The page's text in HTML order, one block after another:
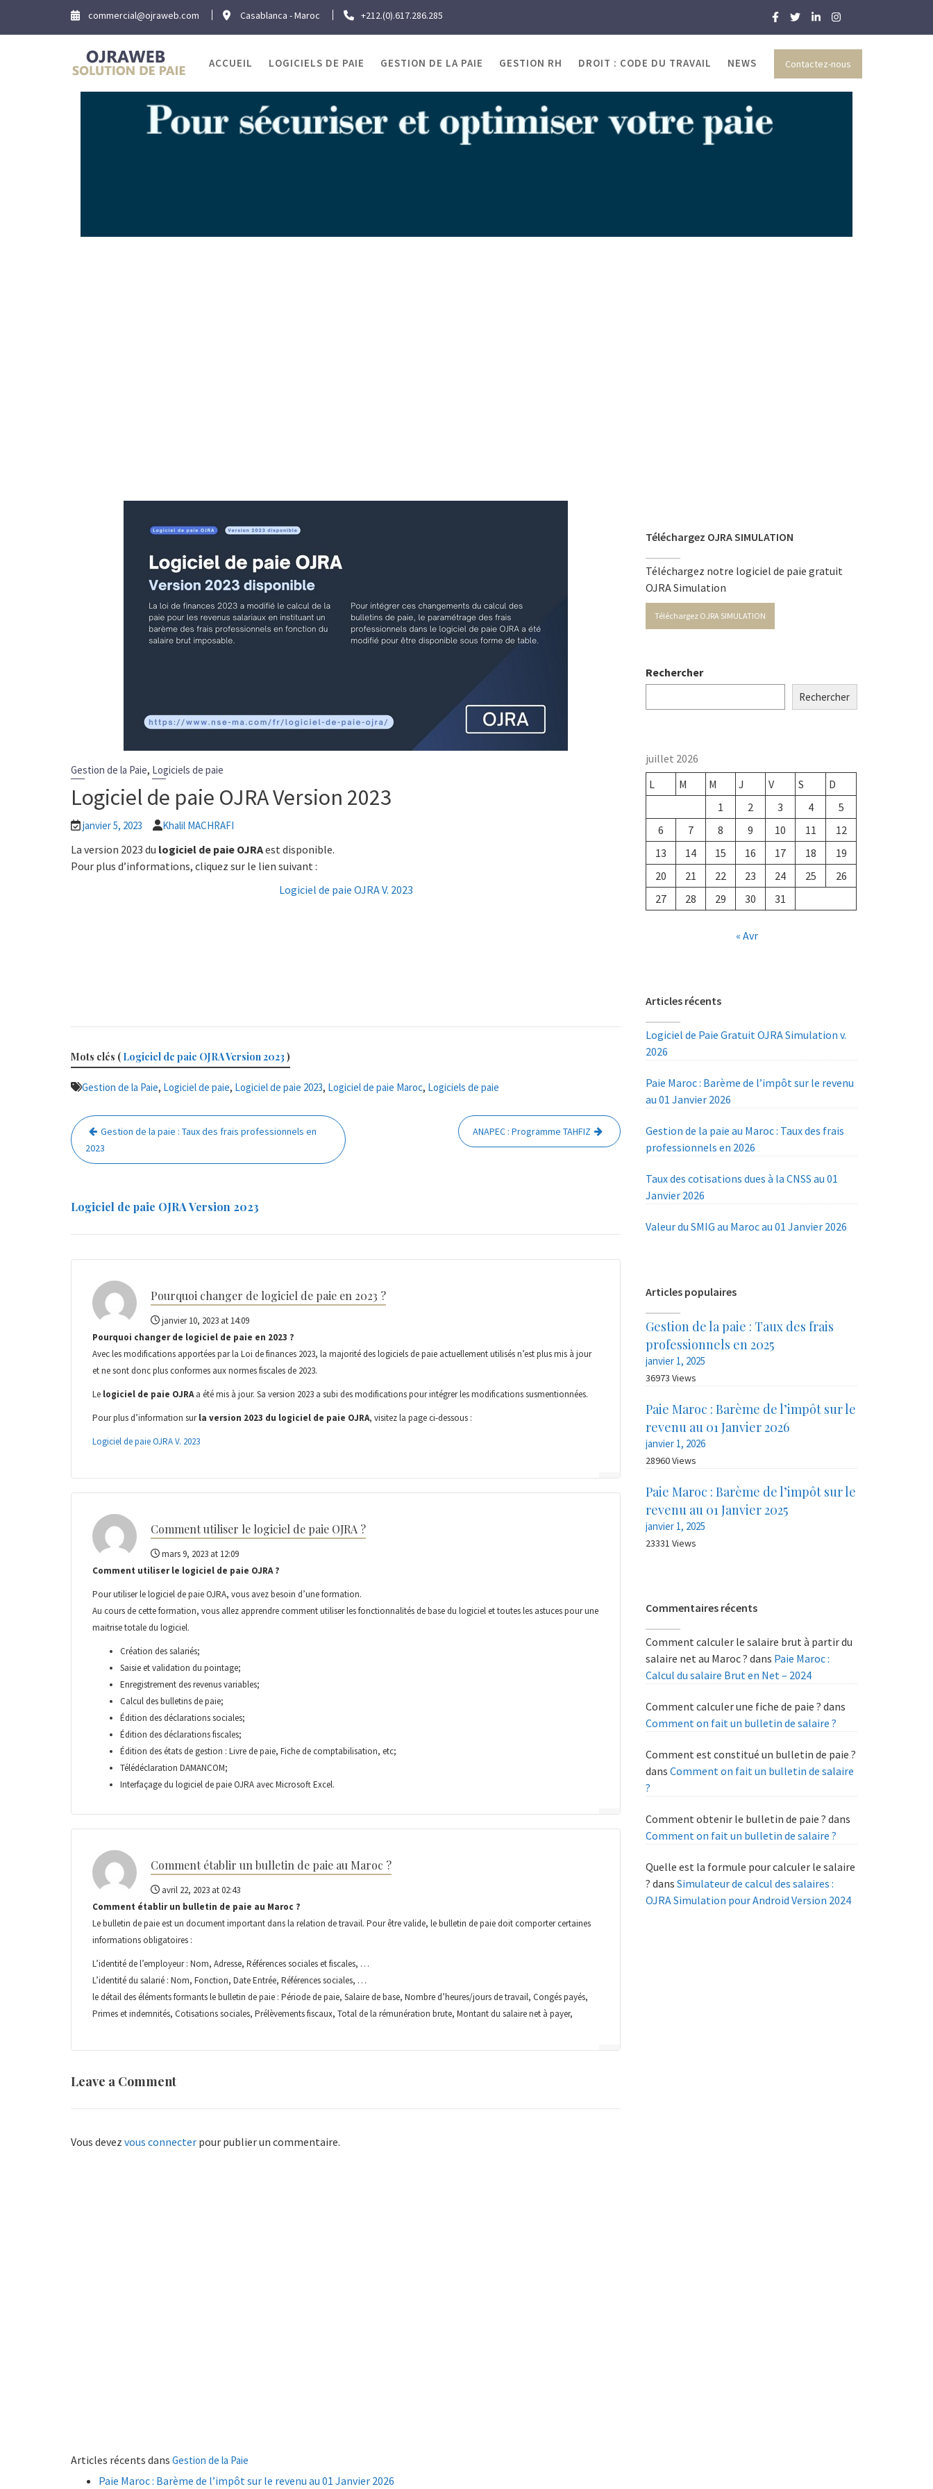
commercial@ojraweb.com Casablanca - Maroc +212.(0).617.286.285
Contactez-nous
ACCUEIL LOGICIELS DE PAIE GESTION DE LA PAIE GESTION RH DROIT : CODE DU TRAVAIL NEWS
Gestion de la Paie, Logiciels de paie
Logiciel de paie OJRA Version 2023
janvier 5, 2023 Khalil MACHRAFI
La version 2023 du logiciel de paie OJRAest disponible.
Pour plus d’informations, cliquez sur le lien suivant :
Logiciel de paie OJRA V. 2023
Mots clés ( Logiciel de paie OJRA Version 2023 )
Gestion de la Paie, Logiciel de paie, Logiciel de paie 2023, Logiciel de paie Maroc, Logiciels de paie
Navigation
de
l’article
Gestion de la paie : Taux des frais professionnels en
2023
ANAPEC : Programme TAHFIZ
Logiciel de paie OJRA Version 2023
Pourquoi changer de logiciel de paie en 2023 ?
janvier 10, 2023 at 14:09
Pourquoi changer de logiciel de paie en 2023 ?
Avec les modifications apportées par la Loi de finances 2023, la majorité des logiciels de paie actuellement utilisés n’est plus mis à jour
et ne sont donc plus conformes aux normes fiscales de 2023.
Le logiciel de paie OJRAa été mis à jour. Sa version 2023 a subi des modifications pour intégrer les modifications susmentionnées.
Pour plus d’information surla version 2023 du logiciel de paie OJRA, visitez la page ci-dessous :
Logiciel de paie OJRA V. 2023
Comment utiliser le logiciel de paie OJRA ?
mars 9, 2023 at 12:09
Comment utiliser le logiciel de paie OJRA ?
Pour utiliser le logiciel de paie OJRA, vous avez besoin d’une formation.
Au cours de cette formation, vous allez apprendre comment utiliser les fonctionnalités de base du logiciel et toutes les astuces pour une
maitrise totale du logiciel.
Création des salariés;
Saisie et validation du pointage;
Enregistrement des revenus variables;
Calcul des bulletins de paie;
Édition des déclarations sociales;
Édition des déclarations fiscales;
Édition des états de gestion : Livre de paie, Fiche de comptabilisation, etc;
Télédéclaration DAMANCOM;
Interfaçage du logiciel de paie OJRA avec Microsoft Excel.
Comment établir un bulletin de paie au Maroc ?
avril 22, 2023 at 02:43
Comment établir un bulletin de paie au Maroc ?
Le bulletin de paie est un document important dans la relation de travail. Pour être valide, le bulletin de paie doit comporter certaines
informations obligatoires :
L’identité de l’employeur : Nom, Adresse, Références sociales et fiscales, …
L’identité du salarié : Nom, Fonction, Date Entrée, Références sociales, …
le détail des éléments formants le bulletin de paie : Période de paie, Salaire de base, Nombre d’heures/jours de travail, Congés payés,
Primes et indemnités, Cotisations sociales, Prélèvements fiscaux, Total de la rémunération brute, Montant du salaire net à payer,
Leave a Comment
Vous devez vous connecter pour publier un commentaire.
Articles récents dans Gestion de la Paie
Paie Maroc : Barème de l’impôt sur le revenu au 01 Janvier 2026
Téléchargez OJRA SIMULATION
Téléchargez notre logiciel de paie gratuit
OJRA Simulation
Téléchargez OJRA SIMULATION
Rechercher
Rechercher
juillet 2026
L
M M J V S
D
1
2 3 4
5
6
7 8 9 10 11
12
13
14 15 16 17 18
19
20
21 22 23 24 25
26
27
28 29 30 31
« Avr
Articles récents
Logiciel de Paie Gratuit OJRA Simulation v.
2026
Paie Maroc : Barème de l’impôt sur le revenu
au 01 Janvier 2026
Gestion de la paie au Maroc : Taux des frais
professionnels en 2026
Taux des cotisations dues à la CNSS au 01
Janvier 2026
Valeur du SMIG au Maroc au 01 Janvier 2026
Articles populaires
Gestion de la paie : Taux des frais
professionnels en 2025
janvier 1, 2025
36973 Views
Paie Maroc : Barème de l’impôt sur le
revenu au 01 Janvier 2026
janvier 1, 2026
28960 Views
Paie Maroc : Barème de l’impôt sur le
revenu au 01 Janvier 2025
janvier 1, 2025
23331 Views
Commentaires récents
Comment calculer le salaire brut à partir du
salaire net au Maroc ? dans Paie Maroc :
Calcul du salaire Brut en Net – 2024
Comment calculer une fiche de paie ? dans
Comment on fait un bulletin de salaire ?
Comment est constitué un bulletin de paie ?
dansComment on fait un bulletin de salaire
?
Comment obtenir le bulletin de paie ? dans
Comment on fait un bulletin de salaire ?
Quelle est la formule pour calculer le salaire
? dansSimulateur de calcul des salaires :
OJRA Simulation pour Android Version 2024